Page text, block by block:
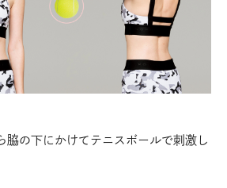
脇の下にかけてテニスボールで刺激し